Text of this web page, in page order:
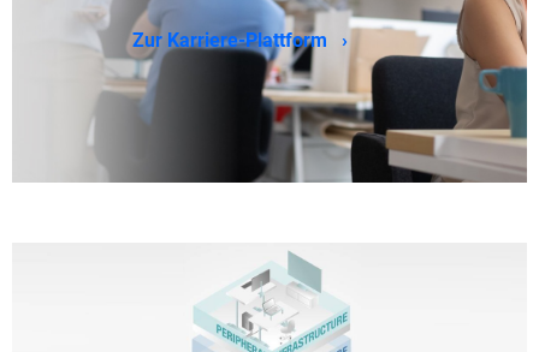
Zur Karriere-Plattform ›